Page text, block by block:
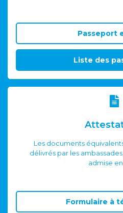
Passeport
Liste des
Les documents
délivrés par les
admise
Formulaire à